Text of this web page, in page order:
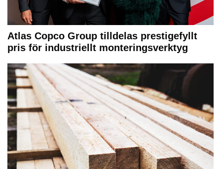
Atlas Copco Group tilldelas prestigefyllt
pris för industriellt monteringsverktyg